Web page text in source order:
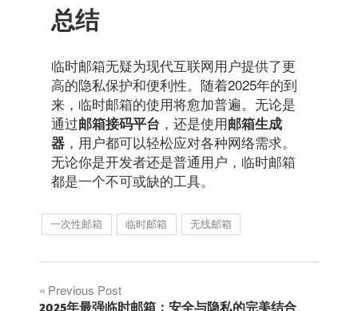
总结
临时邮箱无疑为现代互联网用户提供了更
高的隐私保护和便利性。随着2025年的到
来，临时邮箱的使用将愈加普遍。无论是
通过邮箱接码平台 ，还是使用邮箱生成
器 ，用户都可以轻松应对各种网络需求。
无论你是开发者还是普通用户，临时邮箱
都是一个不可或缺的工具。
一次性邮箱 临时邮箱 无线邮箱
文
Previous Post
2025年最强临时邮箱：安全与隐私的完美结合